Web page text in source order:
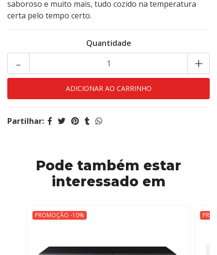
saboroso e muito mais, tudo cozido na temperatura
certa pelo tempo certo.
Quantidade
+
-
Partilhar:
Pode também estar
interessado em
PROMOÇÃO -10%